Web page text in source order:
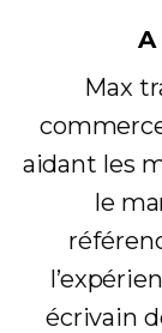
A
Max
aidant les
le
écrivain